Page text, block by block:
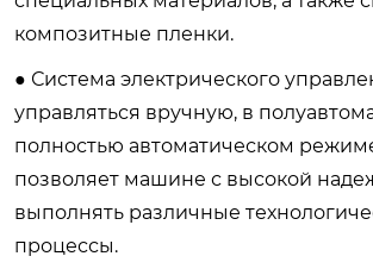
композитные пленки.
● Система электрического
управляться вручную, в
полностью автоматическом
позволяет машине с высокой
выполнять различные
процессы.